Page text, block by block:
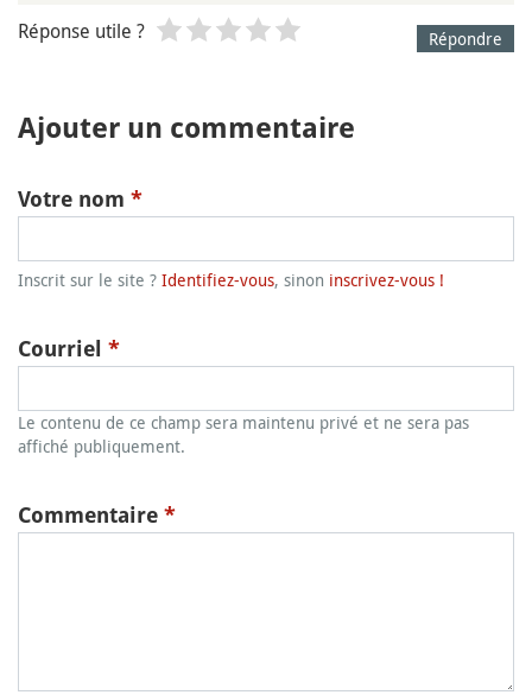
Répondre
Réponse utile ?
Ajouter un commentaire
Votre nom *
Inscrit sur le site ? Identifiez-vous, sinon inscrivez-vous !
Courriel *
Le contenu de ce champ sera maintenu privé et ne sera pas
affiché publiquement.
Commentaire *